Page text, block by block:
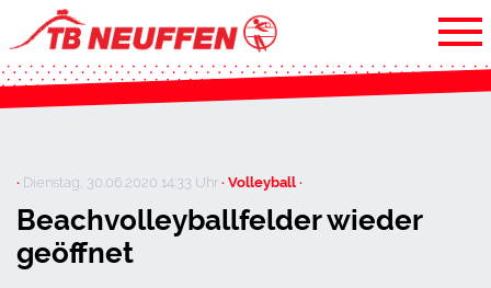
· Dienstag, 30.06.2020 14:33 Uhr· Volleyball ·
Beachvolleyballfelder wieder
geöffnet